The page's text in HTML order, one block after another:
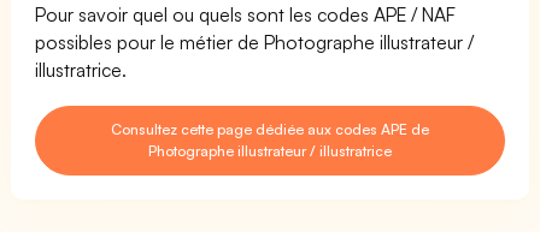
Pour savoir quel ou quels sont les codes APE / NAF
possibles pour le métier de Photographe illustrateur /
illustratrice.
Consultez cette page dédiée aux codes APE de
Photographe illustrateur / illustratrice